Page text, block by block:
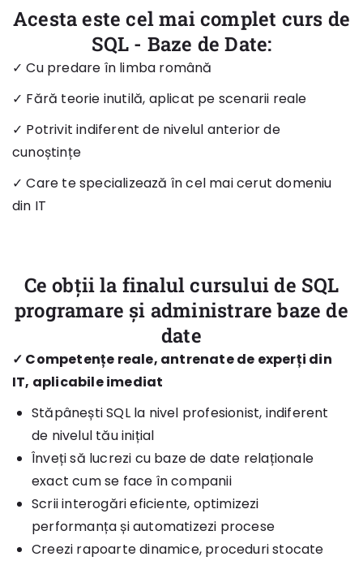
Acesta este cel mai complet curs de
SQL - Baze de Date:
✓ Cu predare în limba română
✓ Fără teorie inutilă, aplicat pe scenarii reale
✓ Potrivit indiferent de nivelul anterior de
cunoștințe
✓ Care te specializează în cel mai cerut domeniu
din IT
Ce obții la finalul cursului de SQL
programare și administrare baze de
date
✓ Competențe reale, antrenate de experți din
IT, aplicabile imediat
Stăpânești SQL la nivel profesionist, indiferent
de nivelul tău inițial
Înveți să lucrezi cu baze de date relaționale
exact cum se face în companii
Scrii interogări eficiente, optimizezi
performanța și automatizezi procese
Creezi rapoarte dinamice, proceduri stocate